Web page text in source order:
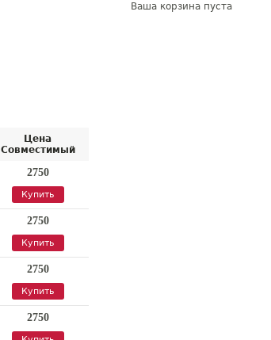
Цена
Совместимый
2750
Купить
2750
Купить
2750
Купить
2750
Ваша корзина пуста